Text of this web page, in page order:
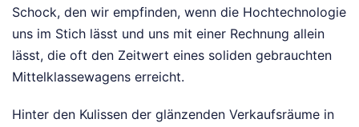
Schock, den wir empfinden, wenn die Hochtechnologie
uns im Stich lässt und uns mit einer Rechnung allein
lässt, die oft den Zeitwert eines soliden gebrauchten
Mittelklassewagens erreicht.
Hinter den Kulissen der glänzenden Verkaufsräume in